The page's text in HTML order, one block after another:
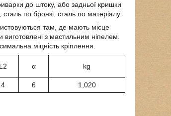
до штоку, або задньої кришки
сталь по бронзі, сталь по матеріалу.
там, де мають місце
з мастильним ніпелем.
міцність кріплення.
L2 α kg
4 6 1,020